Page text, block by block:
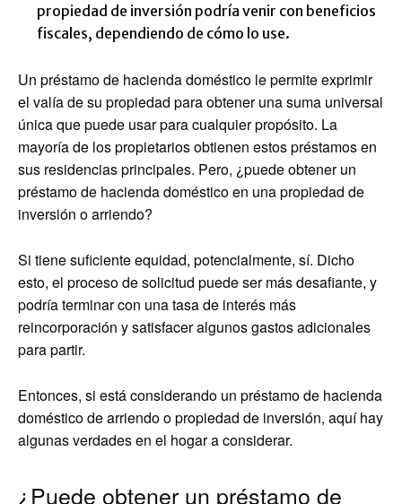
propiedad de inversión podría venir con beneficios
fiscales, dependiendo de cómo lo use.
Un préstamo de hacienda doméstico le permite exprimir
el valía de su propiedad para obtener una suma universal
única que puede usar para cualquier propósito. La
mayoría de los propietarios obtienen estos préstamos en
sus residencias principales. Pero, ¿puede obtener un
préstamo de hacienda doméstico en una propiedad de
inversión o arriendo?
Si tiene suficiente equidad, potencialmente, sí. Dicho
esto, el proceso de solicitud puede ser más desafiante, y
podría terminar con una tasa de interés más
reincorporación y satisfacer algunos gastos adicionales
para partir.
Entonces, si está considerando un préstamo de hacienda
doméstico de arriendo o propiedad de inversión, aquí hay
algunas verdades en el hogar a considerar.
¿Puede obtener un préstamo de